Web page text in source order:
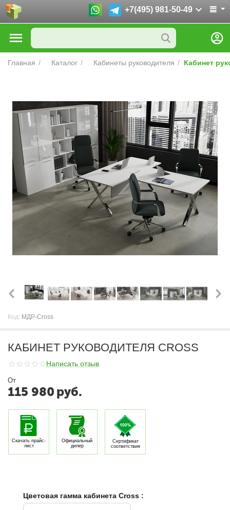
+7(495) 981-50-49
Главная / Каталог / Кабинеты руководителя / Кабинет
Код: МДР-Cross
КАБИНЕТ РУКОВОДИТЕЛЯ CROSS
Написать отзыв
От
115 980 руб.
Скачать прайc-
лист
Официальный
дилер
Сертификат
соответствия
Цветовая гамма кабинета Cross :